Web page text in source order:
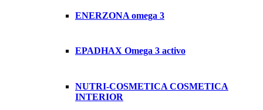
ENERZONA omega 3
EPADHAX Omega 3 activo
NUTRI-COSMETICA COSMETICA
INTERIOR